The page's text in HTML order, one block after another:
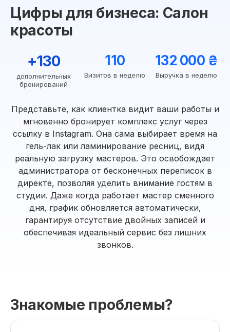
Цифры для бизнеса: Салон
красоты
+130
дополнительных
бронирований
110
Визитов в неделю
132 000 ₴
Выручка в неделю
Представьте, как клиентка видит ваши работы и
мгновенно бронирует комплекс услуг через
ссылку в Instagram. Она сама выбирает время на
гель-лак или ламинирование ресниц, видя
реальную загрузку мастеров. Это освобождает
администратора от бесконечных переписок в
директе, позволяя уделить внимание гостям в
студии. Даже когда работает мастер сменного
дня, график обновляется автоматически,
гарантируя отсутствие двойных записей и
обеспечивая идеальный сервис без лишних
звонков.
Знакомые проблемы?